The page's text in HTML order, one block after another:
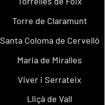
Torre de Claramunt
Santa Coloma de Cervelló
Maria de Miralles
Viver i Serrateix
Lliçà de Vall